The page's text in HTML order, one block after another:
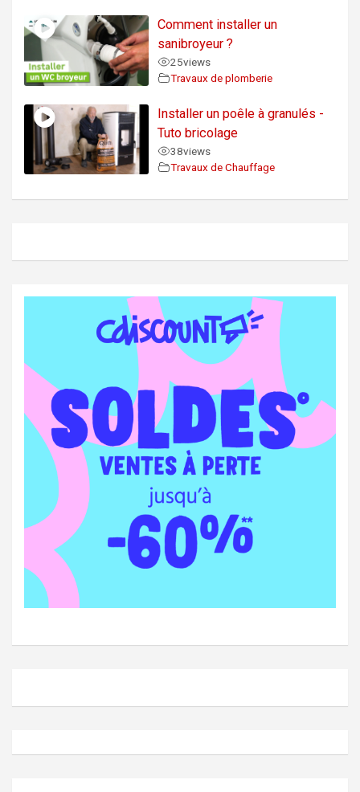
Comment installer un
sanibroyeur ?
25views
Travaux de plomberie
Installer un poêle à granulés -
Tuto bricolage
38views
Travaux de Chauffage